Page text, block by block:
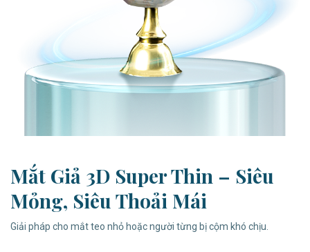
Mắt Giả 3D Super Thin – Siêu
Mỏng, Siêu Thoải Mái
Giải pháp cho mắt teo nhỏ hoặc người từng bị cộm khó chịu.